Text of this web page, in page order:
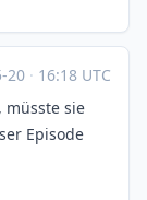
20 · 16:18 UTC
müsste sie
Episode